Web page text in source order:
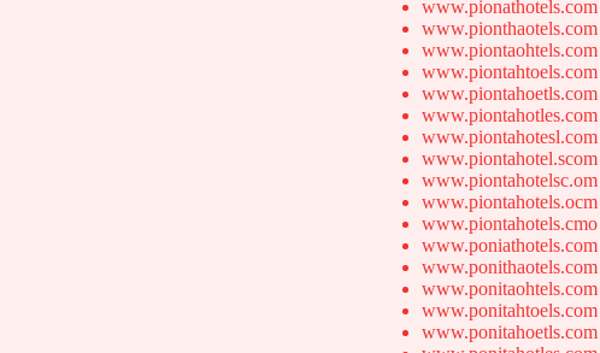
www.pionathotels.com
www.pionthaotels.com
www.piontaohtels.com
www.piontahtoels.com
www.piontahoetls.com
www.piontahotles.com
www.piontahotesl.com
www.piontahotel.scom
www.piontahotelsc.om
www.piontahotels.ocm
www.piontahotels.cmo
www.poniathotels.com
www.ponithaotels.com
www.ponitaohtels.com
www.ponitahtoels.com
www.ponitahoetls.com